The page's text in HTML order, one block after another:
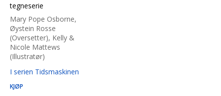
tegneserie
Mary Pope Osborne,
Øystein Rosse
(Oversetter), Kelly &
Nicole Mattews
(Illustratør)
I serien Tidsmaskinen
KJØP